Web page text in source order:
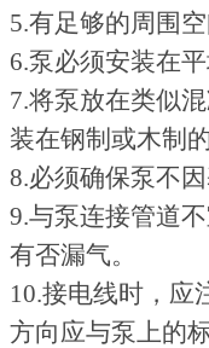
5.有足够的周围
6.泵必须安装在
7.将泵放在类似
装在钢制或木制
8.必须确保泵不
9.与泵连接管道
有否漏气。
10.接电线时，应
方向应与泵上的